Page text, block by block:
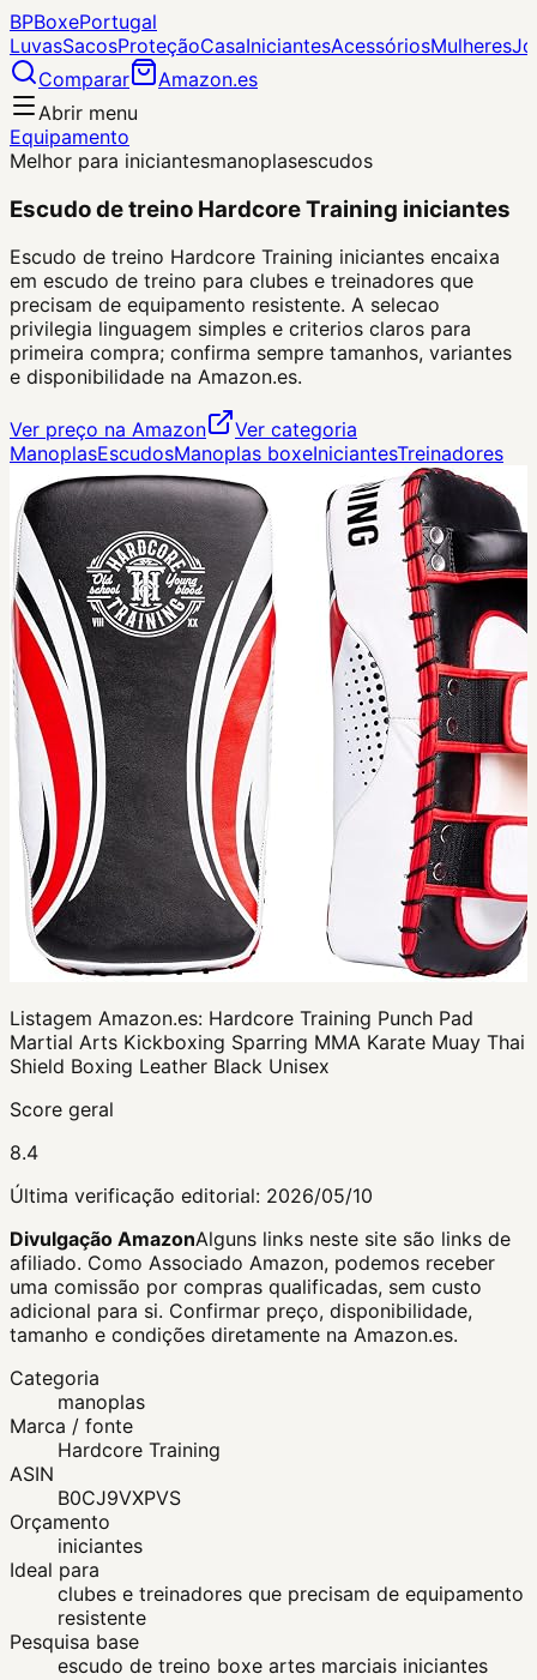
BPBoxePortugal
LuvasSacosProteçãoCasaIniciantesAcessóriosMulheres
Comparar
Amazon.es
Abrir menu
Equipamento
Melhor para iniciantesmanoplasescudos
Escudo de treino Hardcore Training iniciantes
Escudo de treino Hardcore Training iniciantes encaixa
em escudo de treino para clubes e treinadores que
precisam de equipamento resistente. A selecao
privilegia linguagem simples e criterios claros para
primeira compra; confirma sempre tamanhos, variantes
e disponibilidade na Amazon.es.
Ver preço na Amazon
Ver categoria
ManoplasEscudosManoplas boxeIniciantesTreinadores
Listagem Amazon.es: Hardcore Training Punch Pad
Martial Arts Kickboxing Sparring MMA Karate Muay Thai
Shield Boxing Leather Black Unisex
Score geral
8.4
Última verificação editorial: 2026/05/10
Divulgação AmazonAlguns links neste site são links de
afiliado. Como Associado Amazon, podemos receber
uma comissão por compras qualificadas, sem custo
adicional para si. Confirmar preço, disponibilidade,
tamanho e condições diretamente na Amazon.es.
Categoria
manoplas
Marca / fonte
Hardcore Training
ASIN
B0CJ9VXPVS
Orçamento
iniciantes
Ideal para
clubes e treinadores que precisam de equipamento
resistente
Pesquisa base
escudo de treino boxe artes marciais iniciantes